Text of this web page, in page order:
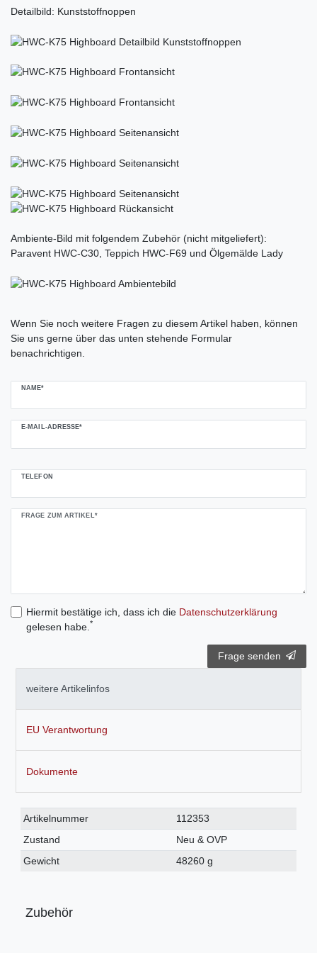
Detailbild: Kunststoffnoppen
Ambiente-Bild mit folgendem Zubehör (nicht mitgeliefert):
Paravent HWC-C30, Teppich HWC-F69 und Ölgemälde Lady
Wenn Sie noch weitere Fragen zu diesem Artikel haben, können
Sie uns gerne über das unten stehende Formular
benachrichtigen.
NAME*
E-MAIL-ADRESSE*
TELEFON
FRAGE ZUM ARTIKEL*
Hiermit bestätige ich, dass ich die Daten­schutz­erklärung
gelesen habe. *
Frage senden
weitere Artikelinfos
EU Verantwortung
Dokumente
Technisches
Merkmal
Wert
Artikelnummer
112353
Zustand
Neu & OVP
Gewicht
48260 g
Zubehör